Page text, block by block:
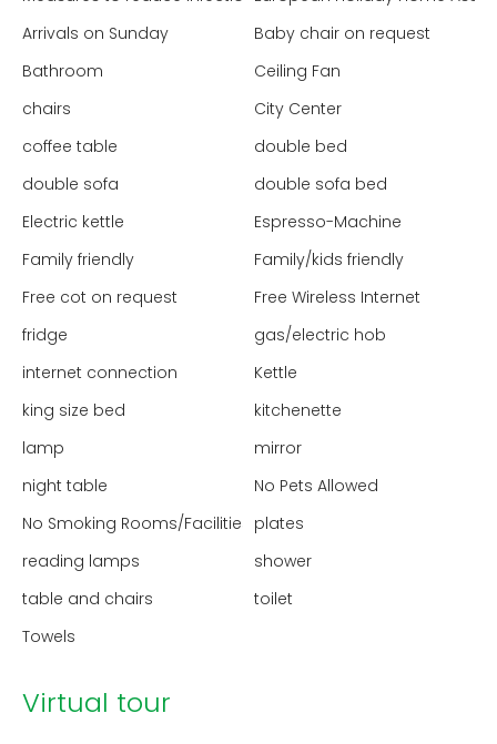
Arrivals on Sunday
Baby chair on request
Bathroom
Ceiling Fan
chairs
City Center
coffee table
double bed
double sofa
double sofa bed
Electric kettle
Espresso-Machine
Family friendly
Family/kids friendly
Free cot on request
Free Wireless Internet
fridge
gas/electric hob
internet connection
Kettle
king size bed
kitchenette
lamp
mirror
night table
No Pets Allowed
No Smoking Rooms/Facilities
plates
reading lamps
shower
table and chairs
toilet
Towels
Virtual tour